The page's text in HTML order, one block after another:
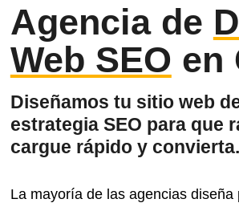
Agencia de
Web SEO en
Diseñamos tu sitio web
estrategia SEO para que
cargue rápido y convierta.
La mayoría de las agencias diseña